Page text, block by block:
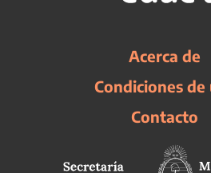
Acerca de
Condiciones de
Contacto